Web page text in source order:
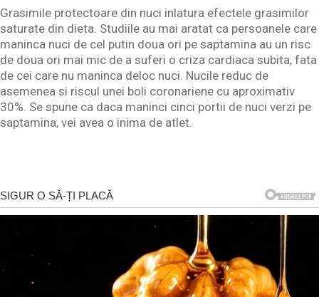
Grasimile protectoare din nuci inlatura efectele grasimilor
saturate din dieta. Studiile au mai aratat ca persoanele care
maninca nuci de cel putin doua ori pe saptamina au un risc
de doua ori mai mic de a suferi o criza cardiaca subita, fata
de cei care nu maninca deloc nuci. Nucile reduc de
asemenea si riscul unei boli coronariene cu aproximativ
30%. Se spune ca daca maninci cinci portii de nuci verzi pe
saptamina, vei avea o inima de atlet.